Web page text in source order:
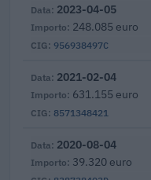
956938497C
2023-04-05
248.085 euro
8571348421
2021-02-04
631.155 euro
2020-08-04
39.320 euro